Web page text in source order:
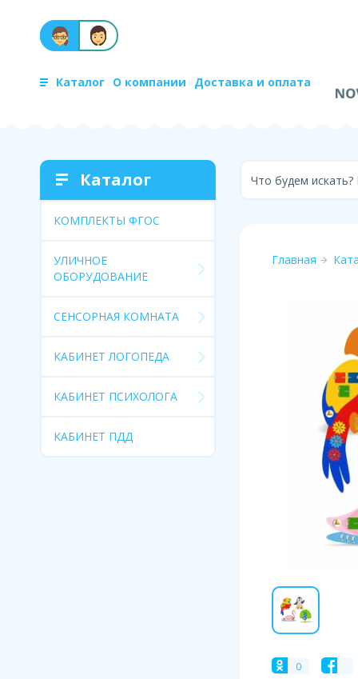
Каталог О компании Доставка и оплата
Каталог
КОМПЛЕКТЫ ФГОС
УЛИЧНОЕ
ОБОРУДОВАНИЕ
СЕНСОРНАЯ КОМНАТА
КАБИНЕТ ЛОГОПЕДА
КАБИНЕТ ПСИХОЛОГА
КАБИНЕТ ПДД
Что будем
Главная
0